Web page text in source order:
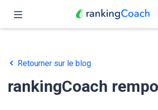
Fonctionnalités
Tarifs
Retourner sur le blog
rankingCoach